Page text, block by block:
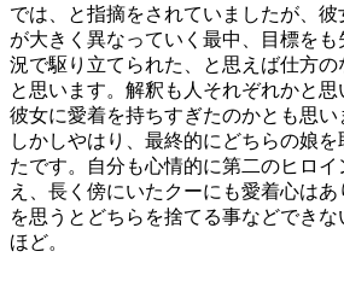
では、と指摘をされていましたが、
が大きく異なっていく最中、目標を
況で駆り立てられた、と思えば仕方
と思います。解釈も人それぞれかと
彼女に愛着を持ちすぎたのかとも思い
しかしやはり、最終的にどちらの娘
たです。自分も心情的に第二のヒロ
え、長く傍にいたクーにも愛着心はあ
を思うとどちらを捨てる事などでき
ほど。